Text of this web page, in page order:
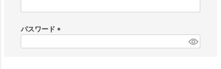
)
パスワード